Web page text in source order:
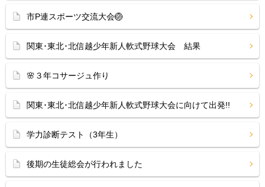
市P連スポーツ交流大会🏐
関東･東北･北信越少年新人軟式野球大会 結果
🌸３年コサージュ作り
関東･東北･北信越少年新人軟式野球大会に向けて出発!!
学力診断テスト（3年生）
後期の生徒総会が行われました